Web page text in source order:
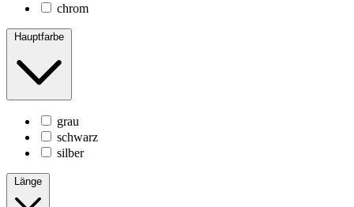
chrom
Hauptfarbe
grau
schwarz
silber
Länge